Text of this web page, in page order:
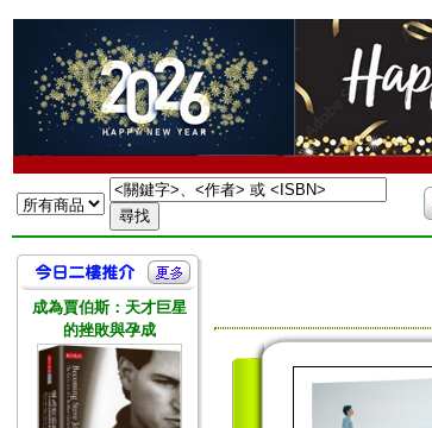
成為賈伯斯：天才巨星
的挫敗與孕成